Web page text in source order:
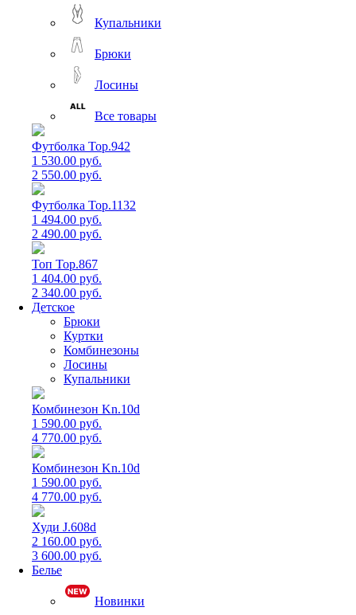
Купальники
Брюки
Лосины
Все товары
Футболка Top.942
1 530.00 руб.
2 550.00 руб.
Футболка Top.1132
1 494.00 руб.
2 490.00 руб.
Топ Top.867
1 404.00 руб.
2 340.00 руб.
Детское
Брюки
Куртки
Комбинезоны
Лосины
Купальники
Комбинезон Kn.10d
1 590.00 руб.
4 770.00 руб.
Комбинезон Kn.10d
1 590.00 руб.
4 770.00 руб.
Худи J.608d
2 160.00 руб.
3 600.00 руб.
Белье
Новинки